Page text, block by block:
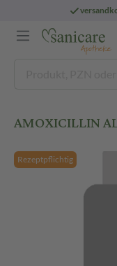
AMOXICILLIN
Rezeptpflichtig